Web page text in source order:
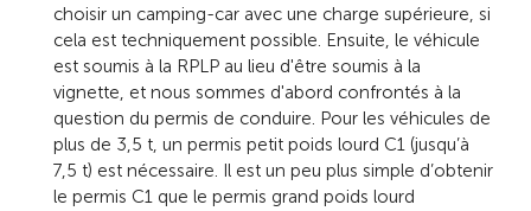
choisir un camping-car avec une charge supérieure, si
cela est techniquement possible. Ensuite, le véhicule
est soumis à la RPLP au lieu d'être soumis à la
vignette, et nous sommes d'abord confrontés à la
question du permis de conduire. Pour les véhicules de
plus de 3,5 t, un permis petit poids lourd C1 (jusqu’à
7,5 t) est nécessaire. Il est un peu plus simple d’obtenir
le permis C1 que le permis grand poids lourd